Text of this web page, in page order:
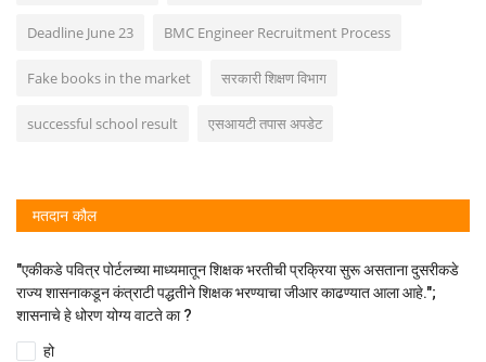
Deadline June 23 BMC Engineer Recruitment Process
Fake books in the market सरकारी शिक्षण विभाग
successful school result एसआयटी तपास अपडेट
मतदान कौल
"एकीकडे पवित्र पोर्टलच्या माध्यमातून शिक्षक भरतीची प्रक्रिया सुरू असताना दुसरीकडे
राज्य शासनाकडून कंत्राटी पद्धतीने शिक्षक भरण्याचा जीआर काढण्यात आला आहे.";
शासनाचे हे धोरण योग्य वाटते का ?
हो